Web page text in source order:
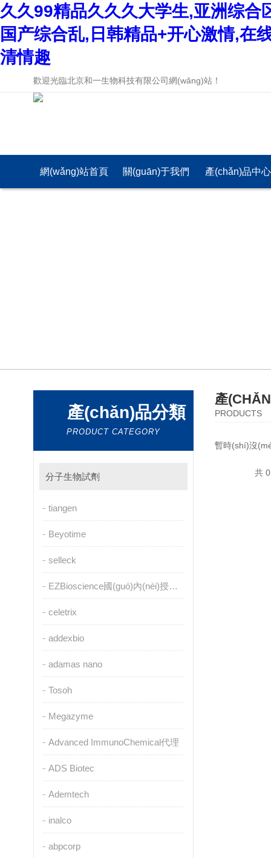
久久99精品久久久大学生,亚洲综
国产综合乱,日韩精品+开心激情,在
清情趣
歡迎光臨北京和一生物科技有限公司網(wǎng)站！
網(wǎng)站首頁 關(guān)于我們 產(chǎn)品中心
產(chǎn)品分類
PRODUCT CATEGORY
分子生物試劑
tiangen
Beyotime
selleck
EZBioscience國(guó)內(nèi)授權(quán)代理
celetrix
addexbio
adamas nano
Tosoh
Megazyme
Advanced ImmunoChemical代理
ADS Biotec
Ademtech
inalco
abpcorp
產
PRODUCTS
暫時(shí)沒
共